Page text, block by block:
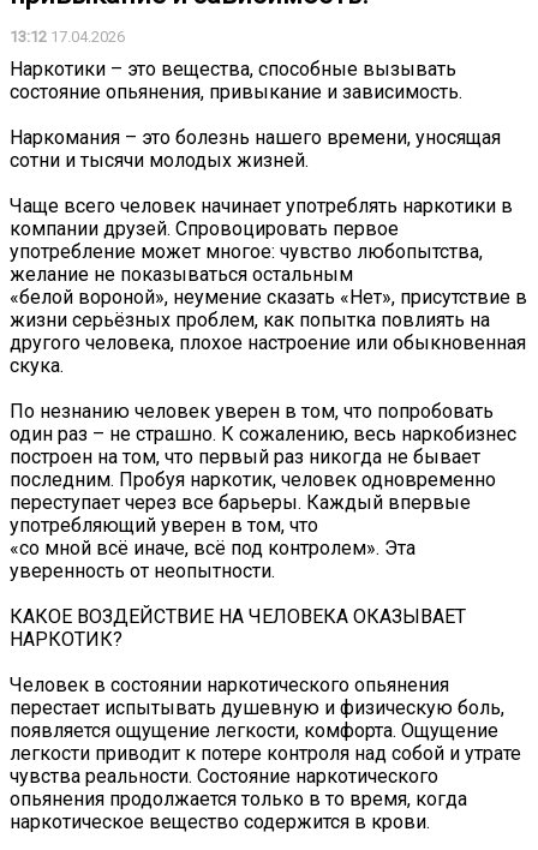
13:12 17.04.2026
Наркотики – это вещества, способные вызывать
состояние опьянения, привыкание и зависимость.
Наркомания – это болезнь нашего времени, уносящая
сотни и тысячи молодых жизней.
Чаще всего человек начинает употреблять наркотики в
компании друзей. Спровоцировать первое
употребление может многое: чувство любопытства,
желание не показываться остальным
«белой вороной», неумение сказать «Нет», присутствие в
жизни серьёзных проблем, как попытка повлиять на
другого человека, плохое настроение или обыкновенная
скука.
По незнанию человек уверен в том, что попробовать
один раз – не страшно. К сожалению, весь наркобизнес
построен на том, что первый раз никогда не бывает
последним. Пробуя наркотик, человек одновременно
переступает через все барьеры. Каждый впервые
употребляющий уверен в том, что
«со мной всё иначе, всё под контролем». Эта
уверенность от неопытности.
КАКОЕ ВОЗДЕЙСТВИЕ НА ЧЕЛОВЕКА ОКАЗЫВАЕТ
НАРКОТИК?
Человек в состоянии наркотического опьянения
перестает испытывать душевную и физическую боль,
появляется ощущение легкости, комфорта. Ощущение
легкости приводит к потере контроля над собой и утрате
чувства реальности. Состояние наркотического
опьянения продолжается только в то время, когда
наркотическое вещество содержится в крови.